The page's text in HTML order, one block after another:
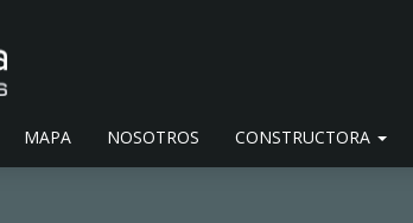
MAPA NOSOTROS CONSTRUCTORA